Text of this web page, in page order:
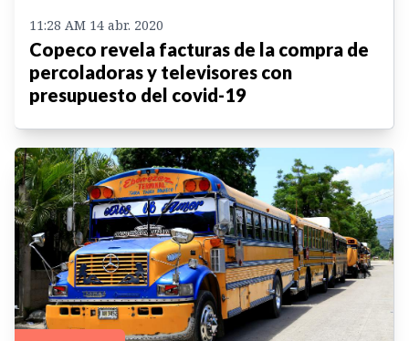
11:28 AM 14 abr. 2020
Copeco revela facturas de la compra de
percoladoras y televisores con
presupuesto del covid-19